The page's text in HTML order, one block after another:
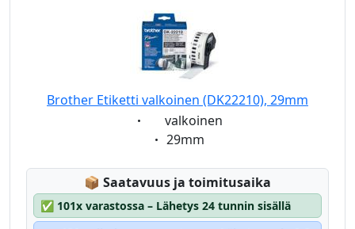
Brother Etiketti valkoinen (DK22210), 29mm
Eigenschaft:
valkoinen
Eigenschaft:
29mm
📦 Lagerstatus:
Saatavuus ja toimitusaika
✅ 101x varastossa – Lähetys 24 tunnin sisällä